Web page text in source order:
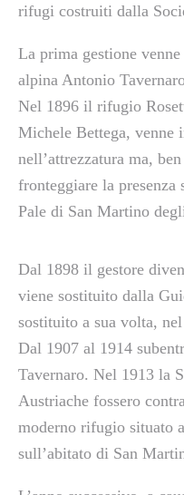
rifugi costruiti dalla
La prima gestione
alpina Antonio
Nel 1896 il rifugio
Michele Bettega, venne
nell’attrezzatura ma,
fronteggiare la presenza
Pale di San Martino
Dal 1898 il gestore
viene sostituito dalla
sostituito a sua volta,
Dal 1907 al 1914
Tavernaro. Nel 1913 la
Austriache fossero
moderno rifugio situato
sull’abitato di San